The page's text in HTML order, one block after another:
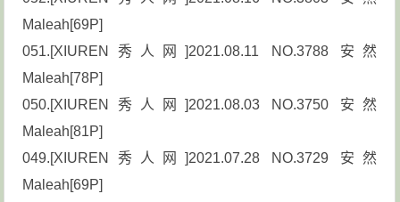
Maleah[69P]
051.[XIUREN秀人网]2021.08.11 NO.3788 安然
Maleah[78P]
050.[XIUREN秀人网]2021.08.03 NO.3750 安然
Maleah[81P]
049.[XIUREN秀人网]2021.07.28 NO.3729 安然
Maleah[69P]